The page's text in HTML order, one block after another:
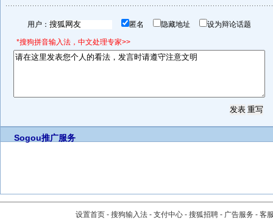
用户： 匿名 隐藏地址 设为辩论话题
*搜狗拼音输入法，中文处理专家>>
Sogou推广服务
设置首页 - 搜狗输入法 - 支付中心 - 搜狐招聘 - 广告服务 - 客